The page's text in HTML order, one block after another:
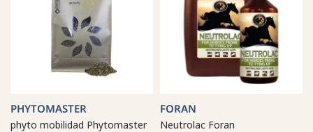
PHYTOMASTER
phyto mobilidad Phytomaster
FORAN
Neutrolac Foran